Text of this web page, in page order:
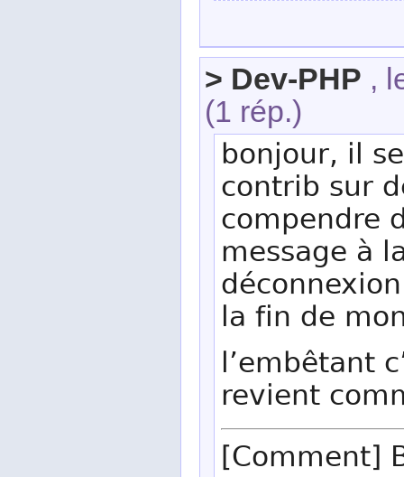
> Dev-PHP ,
(1 rép.)
bonjour, il
contrib sur
compendre
message à
la fin de
l’embêtant
revient
[Comment]